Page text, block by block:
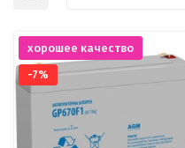
хорошее качество
-7%